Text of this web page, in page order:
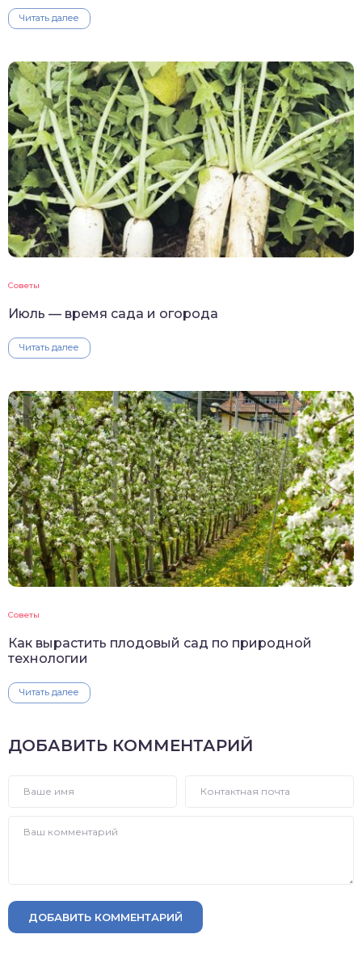
Читать далее
Советы
Июль — время сада и огорода
Читать далее
Советы
Как вырастить плодовый сад по природной
технологии
Читать далее
ДОБАВИТЬ КОММЕНТАРИЙ
ДОБАВИТЬ КОММЕНТАРИЙ